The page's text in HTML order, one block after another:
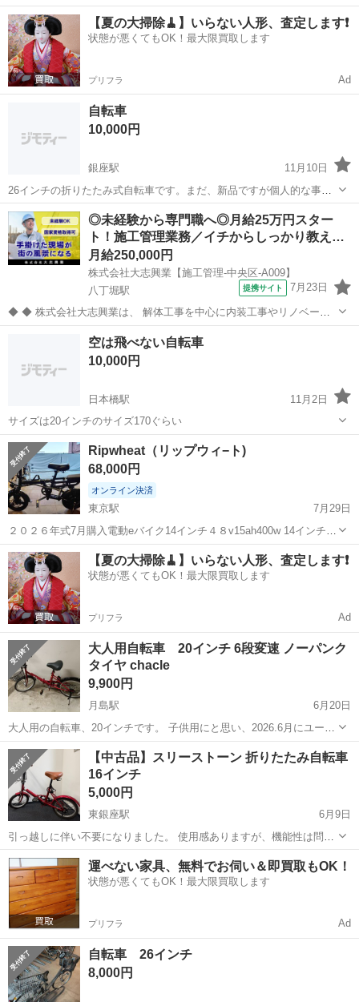
ます。 新品で購入したもので、詳細を知りたい方は以下のリンクをご
参照ください。 不具合もなく、見た目も比較的に綺麗だと思います。
取り外し可能なアシストホイル...
東京 中央区 月島駅 折りたたみ自転車 子ども
【夏の大掃除🧹】いらない人形、査定します❗️
状態が悪くてもOK！最大限買取します
プリフラ Ad
自転車
10,000円
銀座駅
11月10日
26インチの折りたたみ式自転車です。まだ、新品ですが個人的な事情
からかくやすでおゆずりすることにしました。 はっきり言ってホント
にお得だと思います。 シマノの6段変速ギアつきです。 自宅まで取り
に来てくださる方優先です。 自...
東京 中央区 銀座駅 折りたたみ自転車 個人
◎未経験から専門職へ◎月給25万円スター
ト！施工管理業務／イチからしっかり教え…
月給250,000円
株式会社大志興業【施工管理-中央区-A009】
八丁堀駅
提携サイト 7月23日
◆ ◆ 株式会社大志興業は、 解体工事を中心に内装工事やリノベーシ
ョン工事まで幅広く手掛ける総合建設企業です。 住宅・店舗・ビルな
ど多様な現場に対応し、解体から施工、廃棄物処理まで一貫して行っ
ています。 20代～40代の...
八丁堀駅 その他
空は飛べない自転車
10,000円
日本橋駅
11月2日
サイズは20インチのサイズ170ぐらい
東京 中央区 折りたたみ自転車
Ripwheat（リップウィ−ト)
68,000円
オンライン決済
東京駅
7月29日
２０２６年式7月購入電動eバイク14インチ４８v15ah400w 14インチ折
りタタミ−フル充電で100km 走れる様です
東京 中央区 東京駅 折りたたみ自転車
【夏の大掃除🧹】いらない人形、査定します❗️
状態が悪くてもOK！最大限買取します
プリフラ Ad
大人用自転車 20インチ 6段変速 ノーパンク
タイヤ chacle
9,900円
月島駅
6月20日
大人用の自転車、20インチです。 子供用にと思い、2026.6月にユーズ
ドにて業者より購入しましたが、残念ながらサイズが合わず一度も使
用していません。 写真の通り状態は綺麗だと思います。 屋根付きの駐
輪場で自転...
東京 中央区 月島駅 折りたたみ自転車
【中古品】スリーストーン 折りたたみ自転車
16インチ
5,000円
東銀座駅
6月9日
引っ越しに伴い不要になりました。 使用感ありますが、機能性は問題
なしです。 銀座まで直接引き取りに来ていただける方でお願いいたし
ます。
東京 中央区 東銀座駅 折りたたみ自転車
運べない家具、無料でお伺い＆即買取もOK！
状態が悪くてもOK！最大限買取します
プリフラ Ad
自転車 26インチ
8,000円